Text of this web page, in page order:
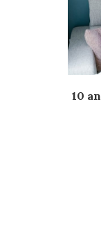
10